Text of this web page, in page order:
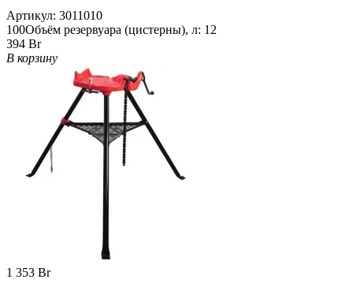
Артикул: 3011010
100Объём резервуара (цистерны), л: 12
394 Br
В корзину
1 353 Br